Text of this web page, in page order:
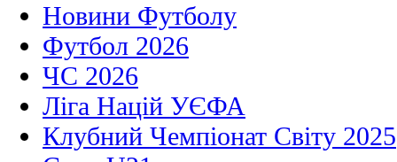
Новини Футболу
Футбол 2026
ЧС 2026
Ліга Націй УЄФА
Клубний Чемпіонат Світу 2025